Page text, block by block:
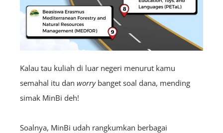
Kalau tau kuliah di luar negeri menurut kamu
semahal itu dan worry banget soal dana, mending
simak MinBi deh!
Soalnya, MinBi udah rangkumkan berbagai